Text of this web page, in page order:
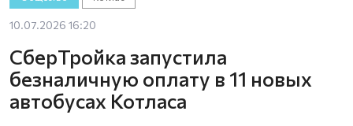
10.07.2026 16:20
СберТройка запустила
безналичную оплату в 11 новых
автобусах Котласа